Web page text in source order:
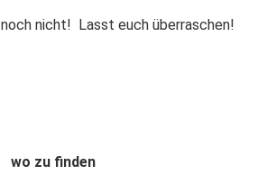
nicht! Lasst euch überraschen!
wo zu finden